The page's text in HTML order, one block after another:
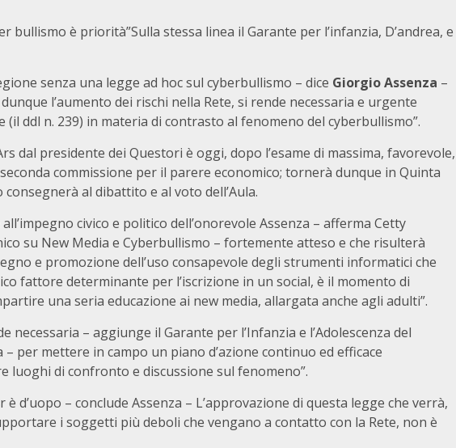
bullismo è priorità”Sulla stessa linea il Garante per l’infanzia, D’andrea, e
senza una legge ad hoc sul cyberbullismo – dice Giorgio Assenza –
l’aumento dei rischi nella Rete, si rende necessaria e urgente
(il ddl n. 239) in materia di contrasto al fenomeno del cyberbullismo”.
dal presidente dei Questori è oggi, dopo l’esame di massima, favorevole,
commissione per il parere economico; tornerà dunque in Quinta
al dibattito e al voto dell’Aula.
civico e politico dell’onorevole Assenza – afferma Cetty
su New Media e Cyberbullismo – fortemente atteso e che risulterà
e promozione dell’uso consapevole degli strumenti informatici che
fattore determinante per l’iscrizione in un social, è il momento di
una seria educazione ai new media, allargata anche agli adulti”.
necessaria – aggiunge il Garante per l’Infanzia e l’Adolescenza del
– per mettere in campo un piano d’azione continuo ed efficace
luoghi di confronto e discussione sul fenomeno”.
d’uopo – conclude Assenza – L’approvazione di questa legge che verrà,
i soggetti più deboli che vengano a contatto con la Rete, non è